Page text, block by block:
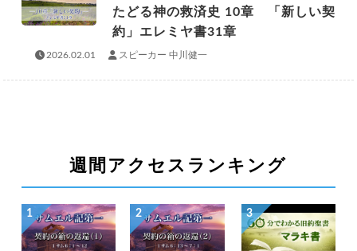
たどる神の救済史 10章 「新しい契
約」エレミヤ書31章
2026.02.01 スピーカー 中川健一
週間アクセスランキング
1 2 3